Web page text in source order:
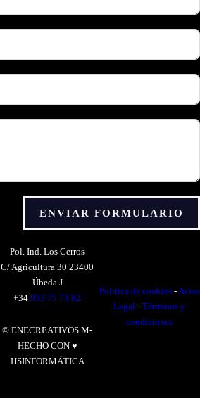
ENVIAR FORMULARIO
Pol. Ind. Los Cerros
C/ Agricultura 30 23400
Úbeda J
+34953 75 73 82
© ENECREATIVOS M-
HECHO CON ♥
HSINFORMÁTICA
Política de cookies- Aviso
Legal -Términos y
condiciones